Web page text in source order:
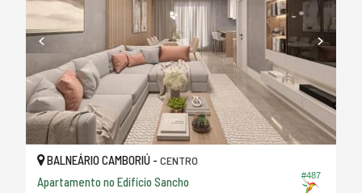
#487
BALNEÁRIO CAMBORIÚ - CENTRO
Apartamento no Edifício Sancho